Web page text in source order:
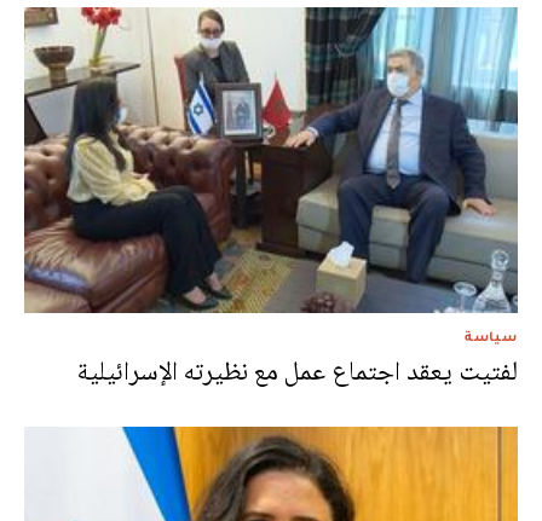
سياسة
لفتيت يعقد اجتماع عمل مع نظيرته الإسرائيلية